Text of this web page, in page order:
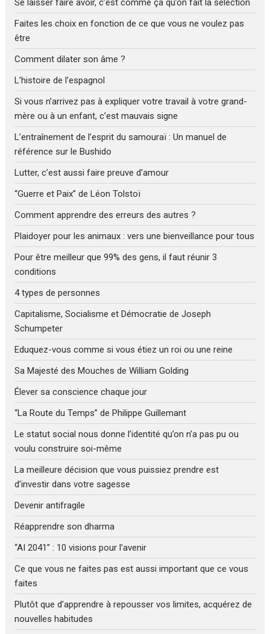
Se laisser faire avoir, c’est comme ça qu’on fait la sélection
Faites les choix en fonction de ce que vous ne voulez pas
être
Comment dilater son âme ?
L’histoire de l’espagnol
Si vous n’arrivez pas à expliquer votre travail à votre grand-
mère ou à un enfant, c’est mauvais signe
L’entraînement de l’esprit du samouraï : Un manuel de
référence sur le Bushido
Lutter, c’est aussi faire preuve d’amour
“Guerre et Paix” de Léon Tolstoï
Comment apprendre des erreurs des autres ?
Plaidoyer pour les animaux : vers une bienveillance pour tous
Pour être meilleur que 99% des gens, il faut réunir 3
conditions
4 types de personnes
Capitalisme, Socialisme et Démocratie de Joseph
Schumpeter
Eduquez-vous comme si vous étiez un roi ou une reine
Sa Majesté des Mouches de William Golding
Élever sa conscience chaque jour
“La Route du Temps” de Philippe Guillemant
Le statut social nous donne l’identité qu’on n’a pas pu ou
voulu construire soi-même
La meilleure décision que vous puissiez prendre est
d’investir dans votre sagesse
Devenir antifragile
Réapprendre son dharma
“AI 2041” : 10 visions pour l’avenir
Ce que vous ne faites pas est aussi important que ce vous
faites
Plutôt que d’apprendre à repousser vos limites, acquérez de
nouvelles habitudes